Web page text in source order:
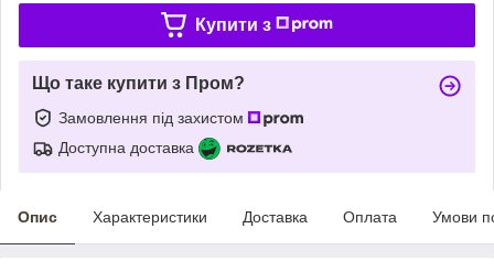
Купити з
Що таке купити з Пром?
Замовлення під захистом
Доступна доставка
Опис Характеристики Доставка Оплата Умови